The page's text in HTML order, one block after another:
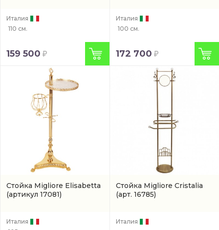
Италия
110 см.
159 500
Италия
100 см.
172 700
Стойка Migliore Elisabetta
(артикул 17081)
Италия
Стойка Migliore Cristalia
(арт. 16785)
Италия